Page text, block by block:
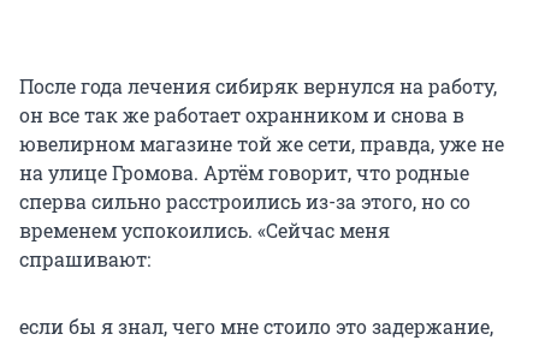
После года лечения сибиряк вернулся на работу,
он все так же работает охранником и снова в
ювелирном магазине той же сети, правда, уже не
на улице Громова. Артём говорит, что родные
сперва сильно расстроились из-за этого, но со
временем успокоились. «Сейчас меня
спрашивают:
если бы я знал, чего мне стоило это задержание,